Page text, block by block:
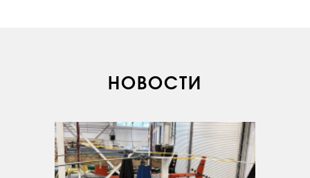
ДОКУМЕНТЫ
КОМПАНИИ
АВИАПАРК
НОВОСТИ